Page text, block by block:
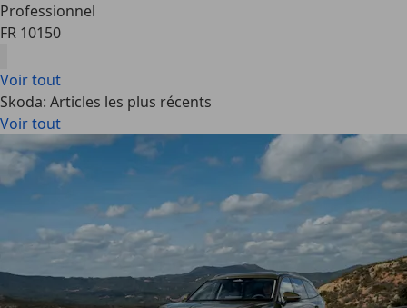
Professionnel
FR 10150
Voir tout
Skoda: Articles les plus récents
Voir tout